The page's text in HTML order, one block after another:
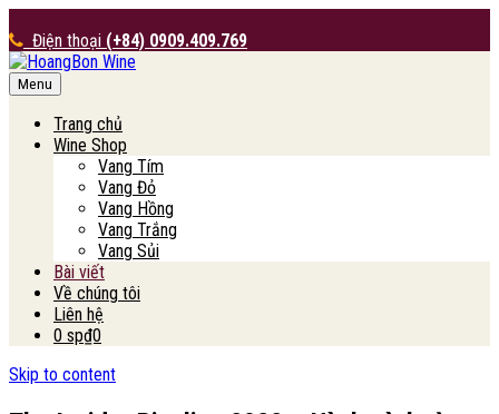
Điện thoại (+84) 0909.409.769
HoangBon Wine
Menu
Trang chủ
Wine Shop
Vang Tím
Vang Đỏ
Vang Hồng
Vang Trắng
Vang Sủi
Bài viết
Về chúng tôi
Liên hệ
0 sp₫0
Skip to content